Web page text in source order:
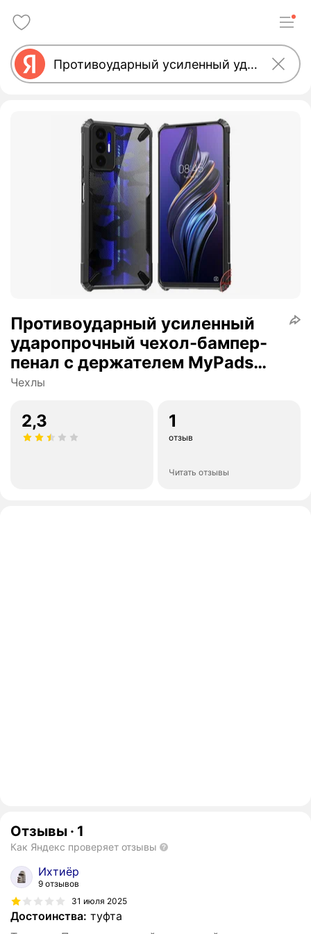
Противоударный усиленный
ударопрочный чехол-бампер-
пенал с держателем MyPads
для Tecno Pova 3, красные
Чехлы
2,3 1
отзыв
Читать отзывы
Отзывы · 1
Как Яндекс проверяет отзывы
Ихтиëр
9 отзывов
31 июля 2025
Достоинства: туфта